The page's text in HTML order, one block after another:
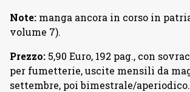
Note: manga ancora in corso in
volume 7).
Prezzo: 5,90 Euro, 192 pag., con
per fumetterie, uscite mensili da
settembre, poi bimestrale/aperiodico.